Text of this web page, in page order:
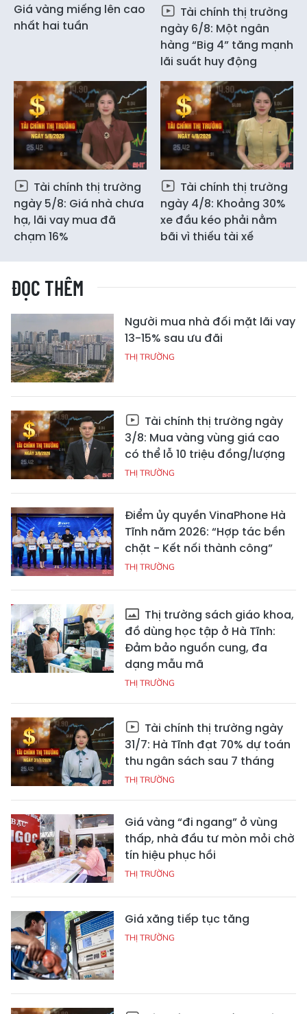
Giá vàng miếng lên cao
nhất hai tuần
Tài chính thị trường
ngày 6/8: Một ngân
hàng “Big 4” tăng mạnh
lãi suất huy động
Tài chính thị trường
ngày 5/8: Giá nhà chưa
hạ, lãi vay mua đã
chạm 16%
Tài chính thị trường
ngày 4/8: Khoảng 30%
xe đầu kéo phải nằm
bãi vì thiếu tài xế
ĐỌC THÊM
Người mua nhà đối mặt lãi vay
13-15% sau ưu đãi
THỊ TRƯỜNG
Tài chính thị trường ngày
3/8: Mua vàng vùng giá cao
có thể lỗ 10 triệu đồng/lượng
THỊ TRƯỜNG
Điểm ủy quyền VinaPhone Hà
Tĩnh năm 2026: “Hợp tác bền
chặt - Kết nối thành công”
THỊ TRƯỜNG
Thị trường sách giáo khoa,
đồ dùng học tập ở Hà Tĩnh:
Đảm bảo nguồn cung, đa
dạng mẫu mã
THỊ TRƯỜNG
Tài chính thị trường ngày
31/7: Hà Tĩnh đạt 70% dự toán
thu ngân sách sau 7 tháng
THỊ TRƯỜNG
Giá vàng “đi ngang” ở vùng
thấp, nhà đầu tư mòn mỏi chờ
tín hiệu phục hồi
THỊ TRƯỜNG
Giá xăng tiếp tục tăng
THỊ TRƯỜNG